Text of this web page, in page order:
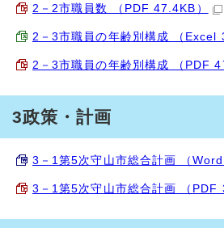
2－2市職員数 （PDF 47.4KB）
2－3市職員の年齢別構成 （Excel
2－3市職員の年齢別構成 （PDF
3政策・計画
3－1第5次守山市総合計画 （Word
3－1第5次守山市総合計画 （PDF